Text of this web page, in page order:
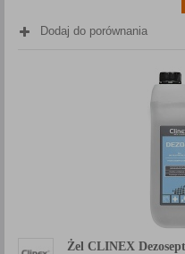
Dodaj do porównania
Żel CLINEX
zgoda której udzieliliście
Każda Państwa zgoda jest
Polityka prywatności
Klauzula Informacyjna
Lista Zaufanych